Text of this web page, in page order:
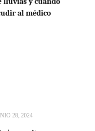
al médico
28, 2024